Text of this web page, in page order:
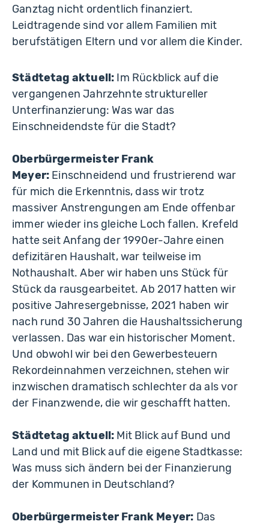
Ganztag nicht ordentlich finanziert.
Leidtragende sind vor allem Familien mit
berufstätigen Eltern und vor allem die Kinder.
Städtetag aktuell: Im Rückblick auf die
vergangenen Jahrzehnte struktureller
Unterfinanzierung: Was war das
Einschneidendste für die Stadt?
Oberbürgermeister Frank
Meyer: Einschneidend und frustrierend war
für mich die Erkenntnis, dass wir trotz
massiver Anstrengungen am Ende offenbar
immer wieder ins gleiche Loch fallen. Krefeld
hatte seit Anfang der 1990er-Jahre einen
defizitären Haushalt, war teilweise im
Nothaushalt. Aber wir haben uns Stück für
Stück da rausgearbeitet. Ab 2017 hatten wir
positive Jahresergebnisse, 2021 haben wir
nach rund 30 Jahren die Haushaltssicherung
verlassen. Das war ein historischer Moment.
Und obwohl wir bei den Gewerbesteuern
Rekordeinnahmen verzeichnen, stehen wir
inzwischen dramatisch schlechter da als vor
der Finanzwende, die wir geschafft hatten.
Städtetag aktuell: Mit Blick auf Bund und
Land und mit Blick auf die eigene Stadtkasse:
Was muss sich ändern bei der Finanzierung
der Kommunen in Deutschland?
Oberbürgermeister Frank Meyer: Das